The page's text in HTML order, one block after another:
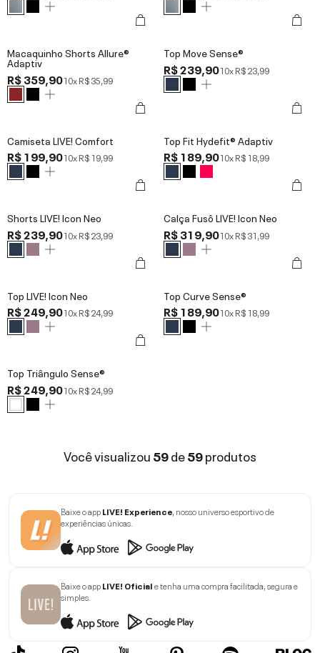
Macaquinho Shorts Allure®
Adaptiv
R$ 359,9010xR$ 35,99
Top Move Sense®
R$ 239,9010xR$ 23,99
Camiseta LIVE! Comfort
R$ 199,9010xR$ 19,99
Top Fit Hydefit® Adaptiv
R$ 189,9010xR$ 18,99
Shorts LIVE! Icon Neo
R$ 239,9010xR$ 23,99
Calça Fusô LIVE! Icon Neo
R$ 319,9010xR$ 31,99
Top LIVE! Icon Neo
R$ 249,9010xR$ 24,99
Top Curve Sense®
R$ 189,9010xR$ 18,99
Top Triângulo Sense®
R$ 249,9010xR$ 24,99
Você visualizou59de59produtos
Baixe o appLIVE! Experience, nosso universo esportivo de
experiências únicas.
Baixe o appLIVE! Oficiale tenha uma compra facilitada, segura e
simples.